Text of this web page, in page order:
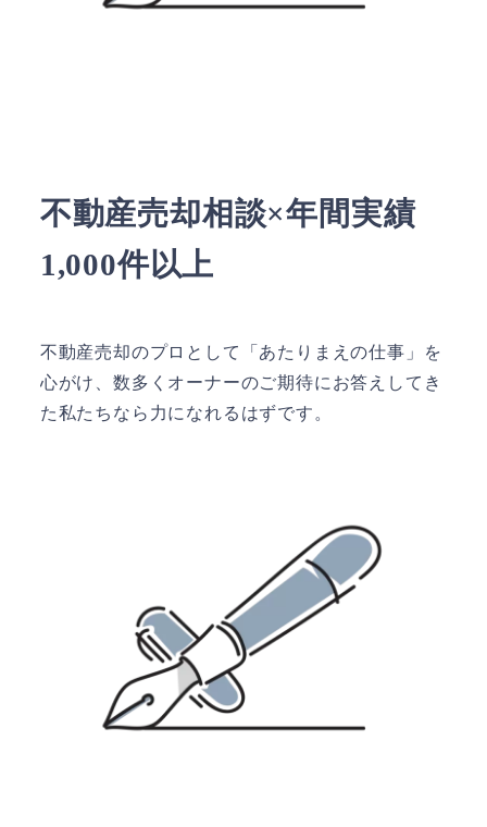
不動産売却相談×年間実績
1,000件以上
不動産売却のプロとして「あたりまえの仕事」を
心がけ、数多くオーナーのご期待にお答えしてき
た私たちなら力になれるはずです。